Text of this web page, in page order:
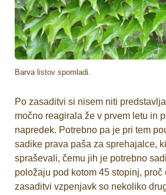
Barva listov spomladi.
Po zasaditvi si nisem niti
močno reagirala že v prvem letu in
napredek. Potrebno pa je pri tem
sadike prava paša za sprehajalce,
spraševali, čemu jih je potrebno
položaju pod kotom 45 stopinj, proč
zasaditvi vzpenjavk so nekoliko